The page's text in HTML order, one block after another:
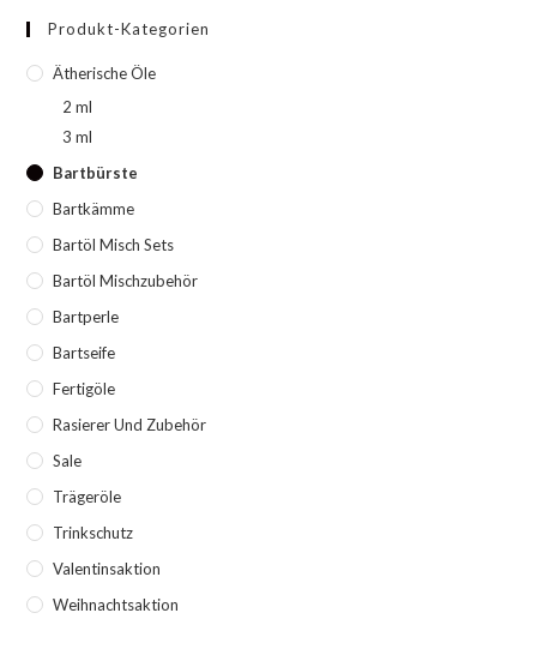
Produkt-Kategorien
Ätherische Öle
2 ml
3 ml
Bartbürste
Bartkämme
Bartöl Misch Sets
Bartöl Mischzubehör
Bartperle
Bartseife
Fertigöle
Rasierer Und Zubehör
Sale
Trägeröle
Trinkschutz
Valentinsaktion
Weihnachtsaktion